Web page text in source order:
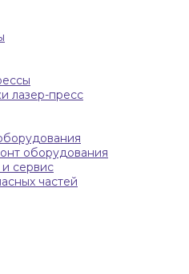
лазер-пресс
оборудования
сервис
частей